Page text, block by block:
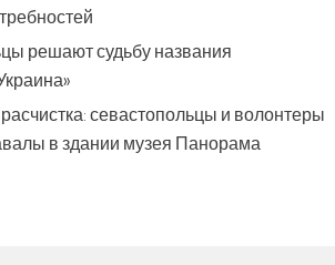
решают судьбу названия
севастопольцы и волонтеры
в здании музея Панорама